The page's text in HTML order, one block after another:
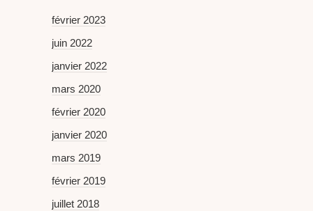
février 2023
juin 2022
janvier 2022
mars 2020
février 2020
janvier 2020
mars 2019
février 2019
juillet 2018